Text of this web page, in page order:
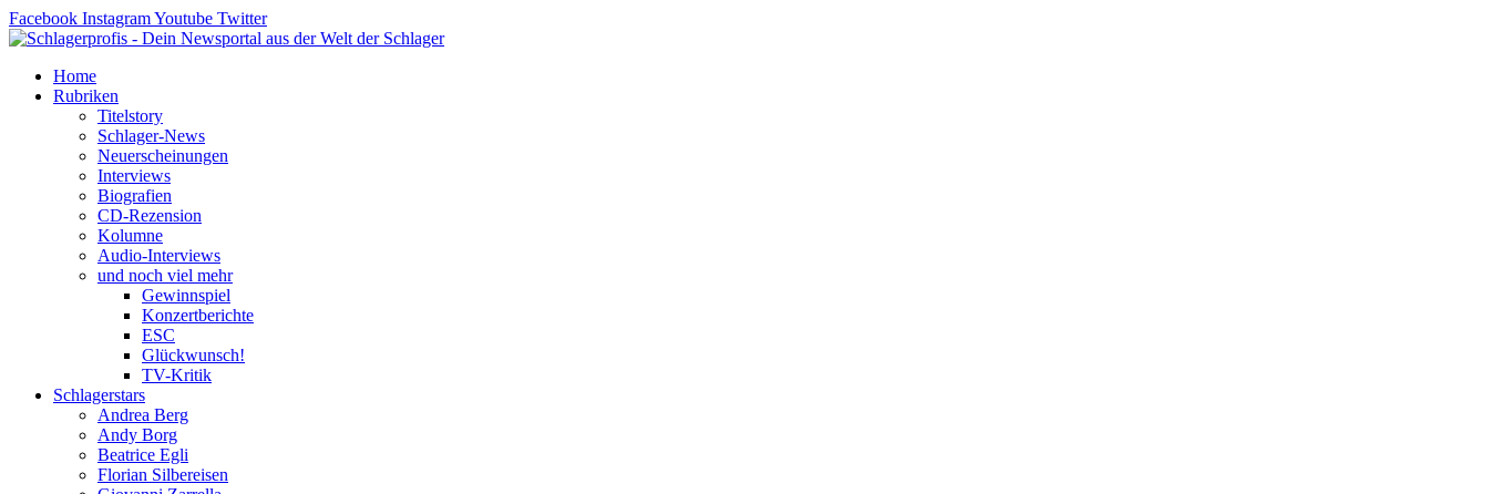
Zum
Inhalt
Facebook InstagramYoutube Twitter
Home
Rubriken
Titelstory
Schlager-News
Neuerscheinungen
Interviews
Biografien
CD-Rezension
Kolumne
Audio-Interviews
und noch viel mehr
Gewinnspiel
Konzertberichte
ESC
Glückwunsch!
TV-Kritik
Schlagerstars
Andrea Berg
Andy Borg
Beatrice Egli
Florian Silbereisen